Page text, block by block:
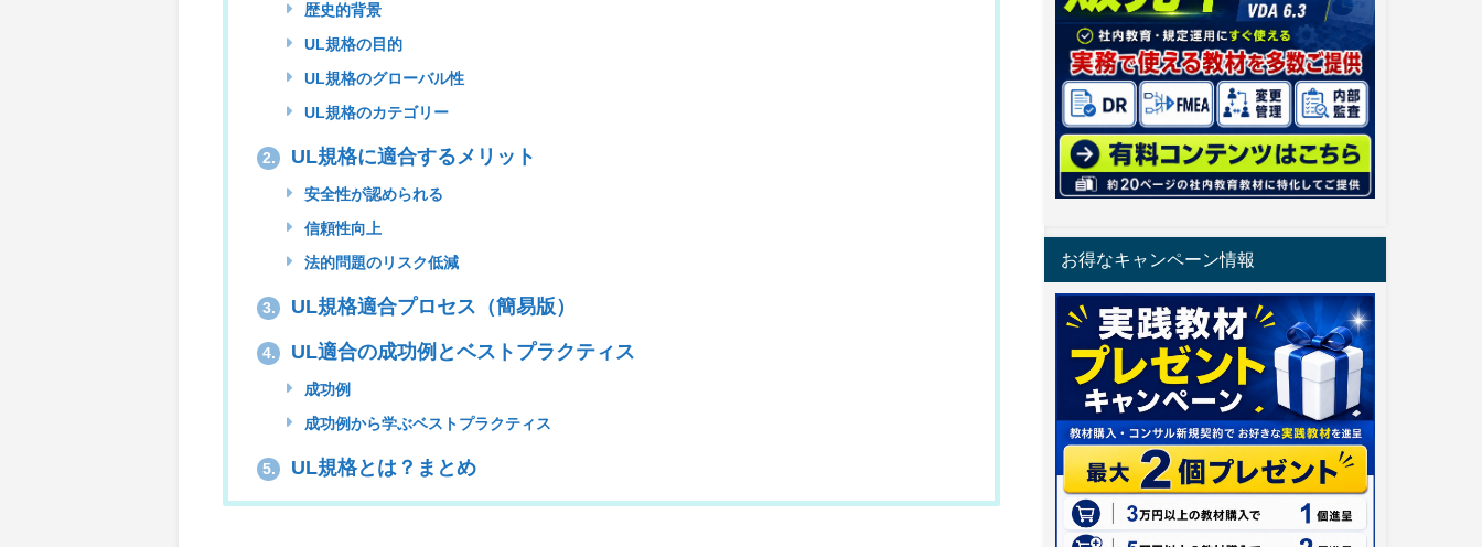
歴史的背景
UL規格の目的
UL規格のグローバル性
UL規格のカテゴリー
2. UL規格に適合するメリット
安全性が認められる
信頼性向上
法的問題のリスク低減
3. UL規格適合プロセス（簡易版）
4. UL適合の成功例とベストプラクティス
成功例
成功例から学ぶベストプラクティス
5. UL規格とは？まとめ
お得なキャンペーン情報